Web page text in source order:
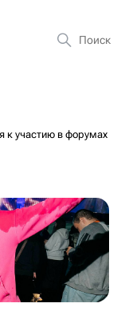
к участию в форумах